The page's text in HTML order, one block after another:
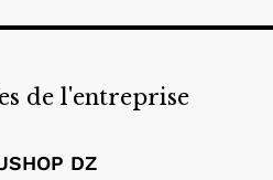
de l'entreprise
DZ